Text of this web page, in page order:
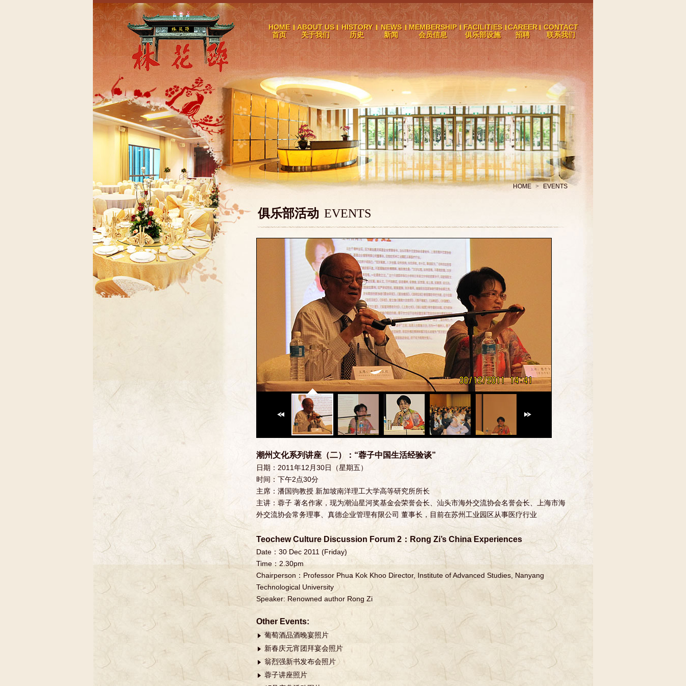
醉花林俱乐部
HOME
首页
ABOUT US
关于我们
HISTORY
历史
NEWS
新闻
MEMBERSHIP
会员信息
FACILITIES
俱乐部设施
CAREER
招聘
CONTACT
联系我们
HOME > EVENTS
俱乐部活动 EVENTS
潮州文化系列讲座（二）：“蓉子中国生活经验谈”
日期：2011年12月30日（星期五）
时间：下午2点30分
主席：潘国驹教授 新加坡南洋理工大学高等研究所所长
主讲：蓉子 著名作家，现为潮汕星河奖基金会荣誉会长、汕头市海外交流协会名誉会长、上海市海
外交流协会常务理事、真德企业管理有限公司 董事长，目前在苏州工业园区从事医疗行业
Teochew Culture Discussion Forum 2：Rong Zi’s China Experiences
Date：30 Dec 2011 (Friday)
Time：2.30pm
Chairperson：Professor Phua Kok Khoo Director, Institute of Advanced Studies, Nanyang
Technological University
Speaker: Renowned author Rong Zi
Other Events:
葡萄酒品酒晚宴照片
新春庆元宵团拜宴会照片
翁烈强新书发布会照片
蓉子讲座照片